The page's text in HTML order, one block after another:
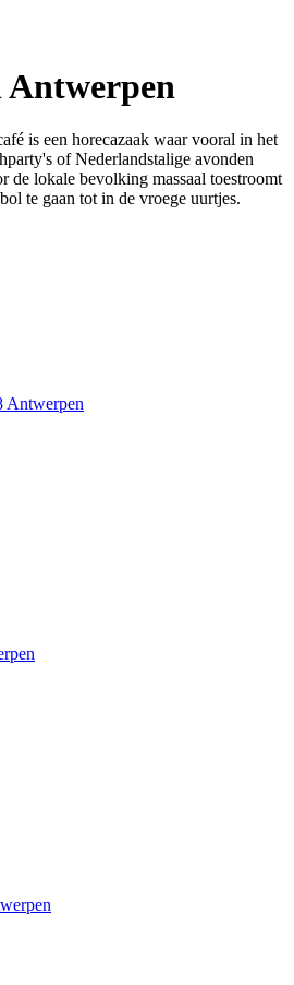
Antwerpen
is een horecazaak waar vooral in het
of Nederlandstalige avonden
de lokale bevolking massaal toestroomt
te gaan tot in de vroege uurtjes.
Antwerpen